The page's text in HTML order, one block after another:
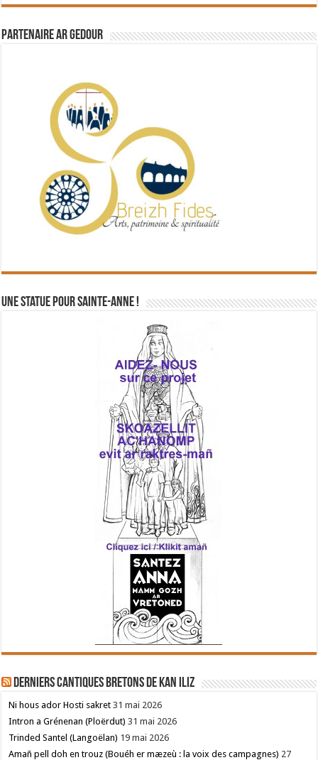
Partenaire Ar Gedour
Une statue pour Sainte-Anne !
Derniers cantiques bretons de Kan Iliz
Ni hous ador Hosti sakret 31 mai 2026
Intron a Grénenan (Ploërdut) 31 mai 2026
Trinded Santel (Langoëlan) 19 mai 2026
Amañ pell doh en trouz (Bouéh er mæzeù : la voix des campagnes) 27